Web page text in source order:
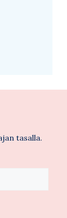
tasalla.